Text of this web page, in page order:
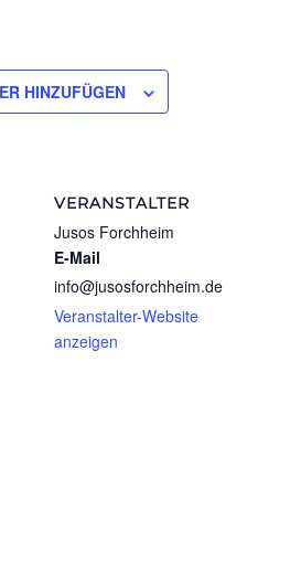
Oberbürgermeister…
HINZUFÜGEN
VERANSTALTER
Jusos Forchheim
E-Mail
info@jusosforchheim.de
Veranstalter-Website
anzeigen